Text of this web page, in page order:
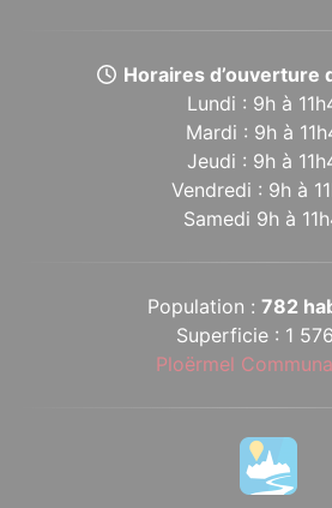
Horaires d’ouverture
Lundi : 9h à
Mardi : 9h à
Jeudi : 9h à
Vendredi : 9h à
Samedi 9h à
Population : 782
Superficie : 1
Ploërmel